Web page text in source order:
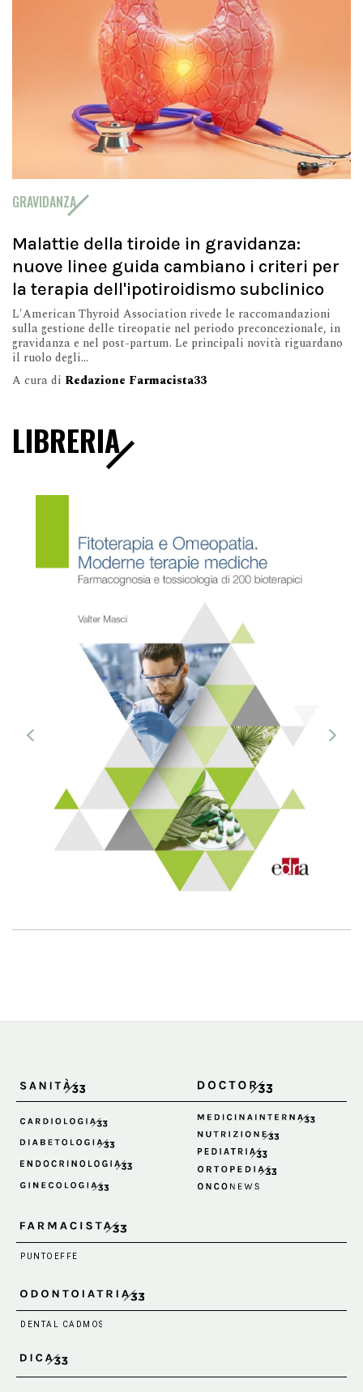
GRAVIDANZA
Malattie della tiroide in gravidanza:
nuove linee guida cambiano i criteri per
la terapia dell'ipotiroidismo subclinico
L'American Thyroid Association rivede le raccomandazioni
sulla gestione delle tireopatie nel periodo preconcezionale, in
gravidanza e nel post-partum. Le principali novità riguardano
il ruolo degli...
A cura di Redazione Farmacista33
LIBRERIA